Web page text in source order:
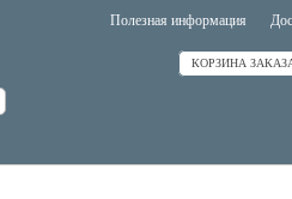
Полезная информация
КОРЗИНА